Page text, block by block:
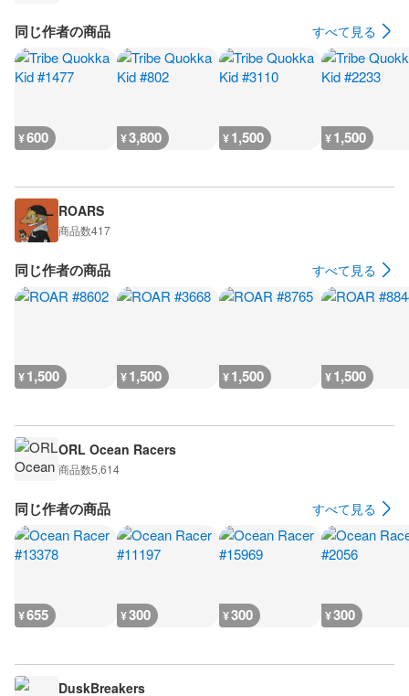
同じ作者の商品 すべて見る
¥600 ¥3,800 ¥1,500 ¥1,500
ROARS
商品数417
同じ作者の商品 すべて見る
¥1,500 ¥1,500 ¥1,500 ¥1,500
ORL Ocean Racers
商品数5,614
同じ作者の商品 すべて見る
¥655 ¥300 ¥300 ¥300
DuskBreakers